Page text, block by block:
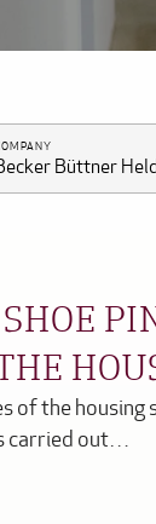
Büttner
of the
carried out…